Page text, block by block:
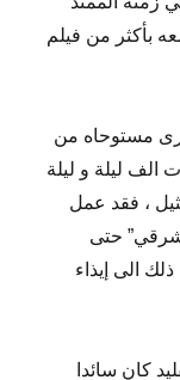
شأن معه بأكثر من فيلم
مستوحاه من
الف ليلة و ليلة
، فقد عمل
حتى
الى إيذاء
كان سائدا